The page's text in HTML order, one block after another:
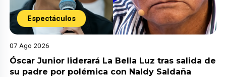
Espectáculos
07 Ago 2026
Óscar Junior liderará La Bella Luz tras salida de
su padre por polémica con Naldy Saldaña